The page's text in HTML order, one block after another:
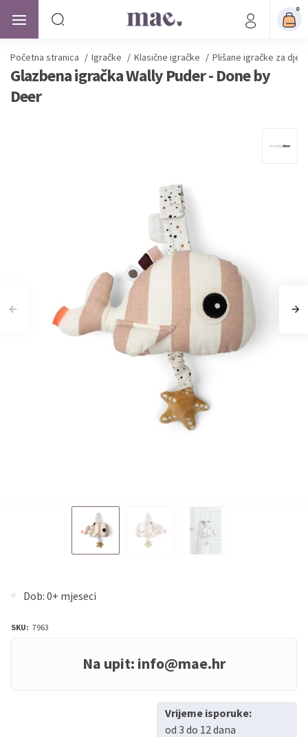
0
Početna stranica / Igračke / Klasične igračke / Plišane igračke za
Glazbena igračka Wally Puder - Done by
Deer
Dob: 0+ mjeseci
SKU: 7963
Na upit: info@mae.hr
Vrijeme isporuke:
od 3 do 12 dana